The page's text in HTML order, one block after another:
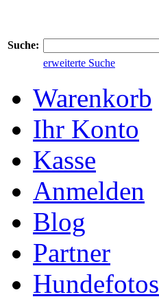
Suche:
erweiterte Suche
Warenkorb
Ihr Konto
Kasse
Anmelden
Blog
Partner
Hundefotos